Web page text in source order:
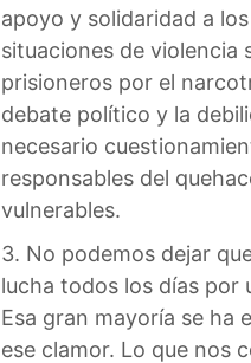
apoyo y solidaridad a
situaciones de violencia
prisioneros por el
debate político y la
necesario
responsables del
vulnerables.
3. No podemos dejar
lucha todos los días por
Esa gran mayoría se ha
ese clamor. Lo que nos